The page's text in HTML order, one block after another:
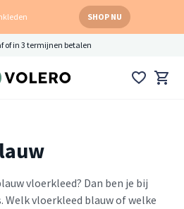
SHOP NU
of in 3 termijnen betalen
vloerkleed? Dan ben je bij
Welk vloerkleed blauw of welke